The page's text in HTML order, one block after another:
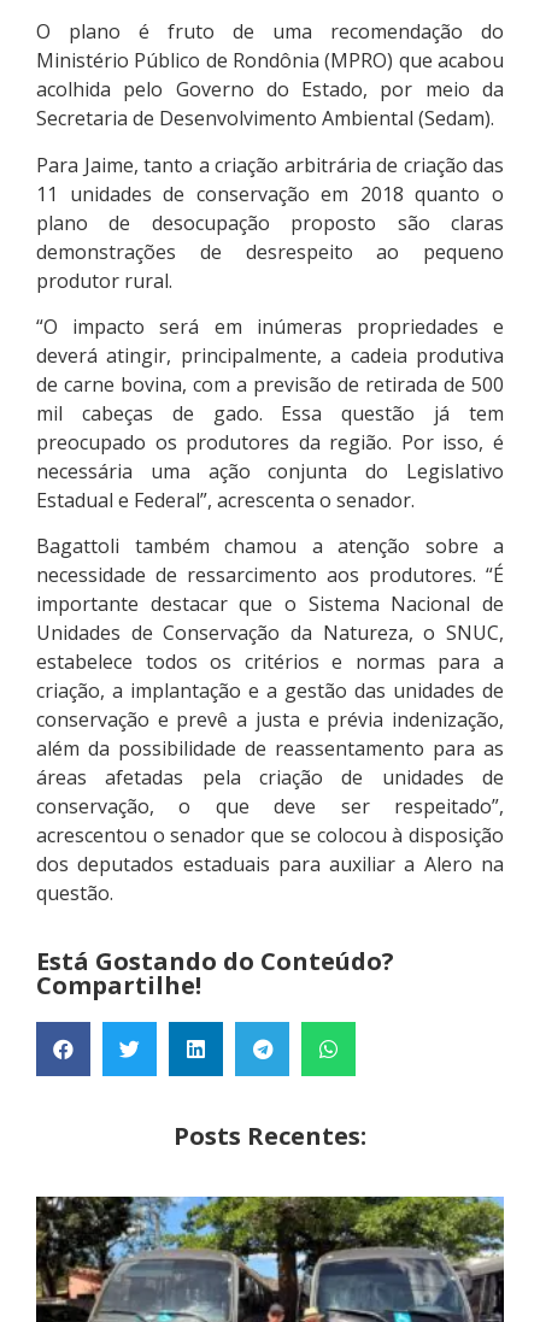
O plano é fruto de uma recomendação do
Ministério Público de Rondônia (MPRO) que acabou
acolhida pelo Governo do Estado, por meio da
Secretaria de Desenvolvimento Ambiental (Sedam).
Para Jaime, tanto a criação arbitrária de criação das
11 unidades de conservação em 2018 quanto o
plano de desocupação proposto são claras
demonstrações de desrespeito ao pequeno
produtor rural.
“O impacto será em inúmeras propriedades e
deverá atingir, principalmente, a cadeia produtiva
de carne bovina, com a previsão de retirada de 500
mil cabeças de gado. Essa questão já tem
preocupado os produtores da região. Por isso, é
necessária uma ação conjunta do Legislativo
Estadual e Federal”, acrescenta o senador.
Bagattoli também chamou a atenção sobre a
necessidade de ressarcimento aos produtores. “É
importante destacar que o Sistema Nacional de
Unidades de Conservação da Natureza, o SNUC,
estabelece todos os critérios e normas para a
criação, a implantação e a gestão das unidades de
conservação e prevê a justa e prévia indenização,
além da possibilidade de reassentamento para as
áreas afetadas pela criação de unidades de
conservação, o que deve ser respeitado”,
acrescentou o senador que se colocou à disposição
dos deputados estaduais para auxiliar a Alero na
questão.
Está Gostando do Conteúdo?
Compartilhe!
Posts Recentes: